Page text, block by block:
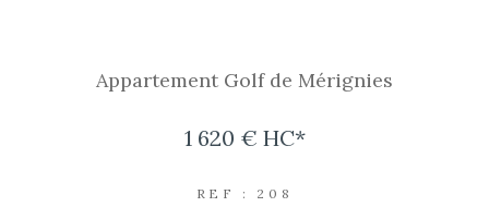
Appartement Golf de Mérignies
1 620 € HC*
REF : 208